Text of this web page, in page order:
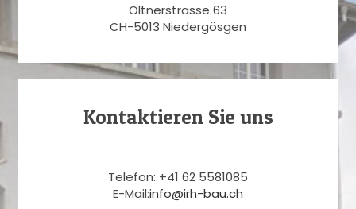
Oltnerstrasse 63
CH-5013 Niedergösgen
Kontaktieren Sie uns
Telefon: +41 62 5581085
E-Mail:info@irh-bau.ch